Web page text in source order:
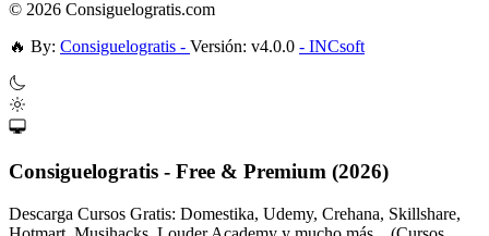
© 2026 Consiguelogratis.com
🔥 By: Consiguelogratis - Versión: v4.0.0 - INCsoft
Consiguelogratis - Free & Premium (2026)
Descarga Cursos Gratis: Domestika, Udemy, Crehana, Skillshare,